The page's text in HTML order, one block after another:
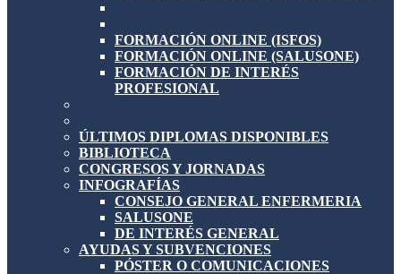
FORMACIÓN ONLINE (ISFOS)
FORMACIÓN ONLINE (SALUSONE)
FORMACIÓN DE INTERÉS
PROFESIONAL
ÚLTIMOS DIPLOMAS DISPONIBLES
BIBLIOTECA
CONGRESOS Y JORNADAS
INFOGRAFÍAS
CONSEJO GENERAL ENFERMERIA
SALUSONE
DE INTERÉS GENERAL
AYUDAS Y SUBVENCIONES
PÓSTER O COMUNICACIONES